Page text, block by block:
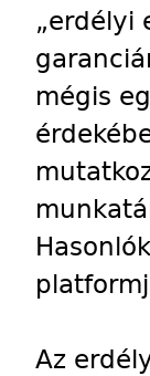
„erdélyi
mégis
Az